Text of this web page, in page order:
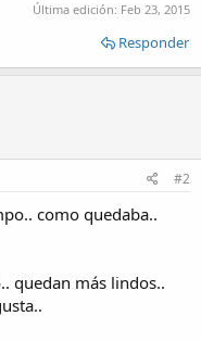
Última edición: Feb 23, 2015
Responder
#2
como quedaba..
quedan más lindos..